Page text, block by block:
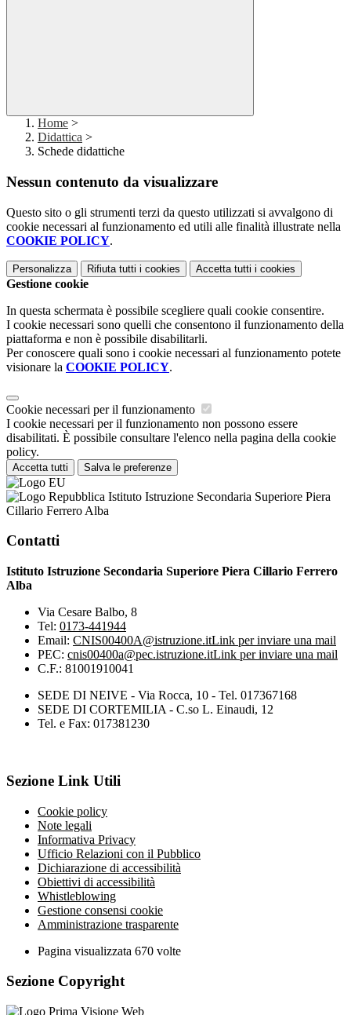
Home >
Didattica >
Schede didattiche
Nessun contenuto da visualizzare
Questo sito o gli strumenti terzi da questo utilizzati si avvalgono di
cookie necessari al funzionamento ed utili alle finalità illustrate nella
COOKIE POLICY.
Personalizza Rifiuta tutti i cookies Accetta tutti i cookies
Gestione cookie
In questa schermata è possibile scegliere quali cookie consentire.
I cookie necessari sono quelli che consentono il funzionamento della
piattaforma e non è possibile disabilitarli.
Per conoscere quali sono i cookie necessari al funzionamento potete
visionare la COOKIE POLICY.
Cookie necessari per il funzionamento
I cookie necessari per il funzionamento non possono essere
disabilitati. È possibile consultare l'elenco nella pagina della cookie
policy.
Accetta tutti Salva le preferenze
Istituto Istruzione Secondaria Superiore Piera
Cillario Ferrero Alba
Contatti
Istituto Istruzione Secondaria Superiore Piera Cillario Ferrero
Alba
Via Cesare Balbo, 8
Tel: 0173-441944
Email: CNIS00400A@istruzione.itLink per inviare una mail
PEC: cnis00400a@pec.istruzione.itLink per inviare una mail
C.F.: 81001910041
SEDE DI NEIVE - Via Rocca, 10 - Tel. 017367168
SEDE DI CORTEMILIA - C.so L. Einaudi, 12
Tel. e Fax: 017381230
Sezione Link Utili
Cookie policy
Note legali
Informativa Privacy
Ufficio Relazioni con il Pubblico
Dichiarazione di accessibilità
Obiettivi di accessibilità
Whistleblowing
Gestione consensi cookie
Amministrazione trasparente
Pagina visualizzata 670 volte
Sezione Copyright